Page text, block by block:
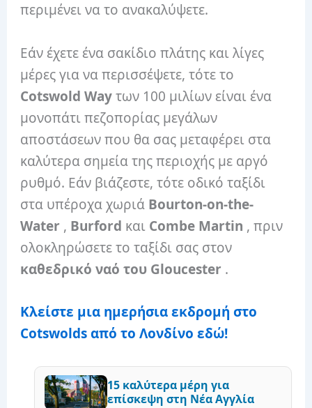
περιμένει να το ανακαλύψετε.
Εάν έχετε ένα σακίδιο πλάτης και λίγες
μέρες για να περισσέψετε, τότε το
Cotswold Wayτων 100 μιλίων είναι ένα
μονοπάτι πεζοπορίας μεγάλων
αποστάσεων που θα σας μεταφέρει στα
καλύτερα σημεία της περιοχής με αργό
ρυθμό. Εάν βιάζεστε, τότε οδικό ταξίδι
στα υπέροχα χωριά Bourton-on-the-
Water , Burford και Combe Martin , πριν
ολοκληρώσετε το ταξίδι σας στον
καθεδρικό ναό του Gloucester .
Κλείστε μια ημερήσια εκδρομή στο
Cotswolds από το Λονδίνο εδώ!
15 καλύτερα μέρη για
επίσκεψη στη Νέα Αγγλία